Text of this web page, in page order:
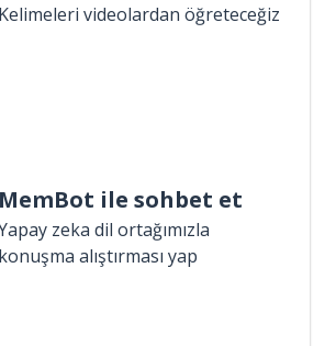
Kelimeleri videolardan öğreteceğiz
MemBot ile sohbet et
zeka dil ortağımızla
konuşma alıştırması yap